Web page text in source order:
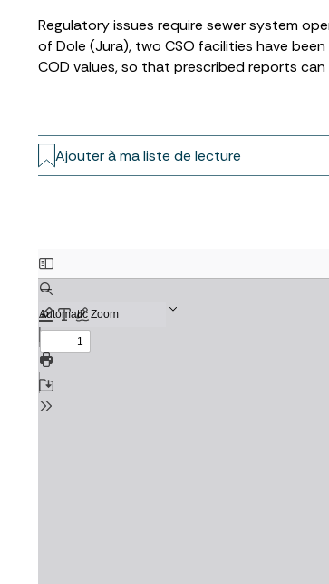
Regulatory issues require sewer system
of Dole (Jura), two CSO facilities have
COD values, so that prescribed reports
Ajouter à ma liste de lecture